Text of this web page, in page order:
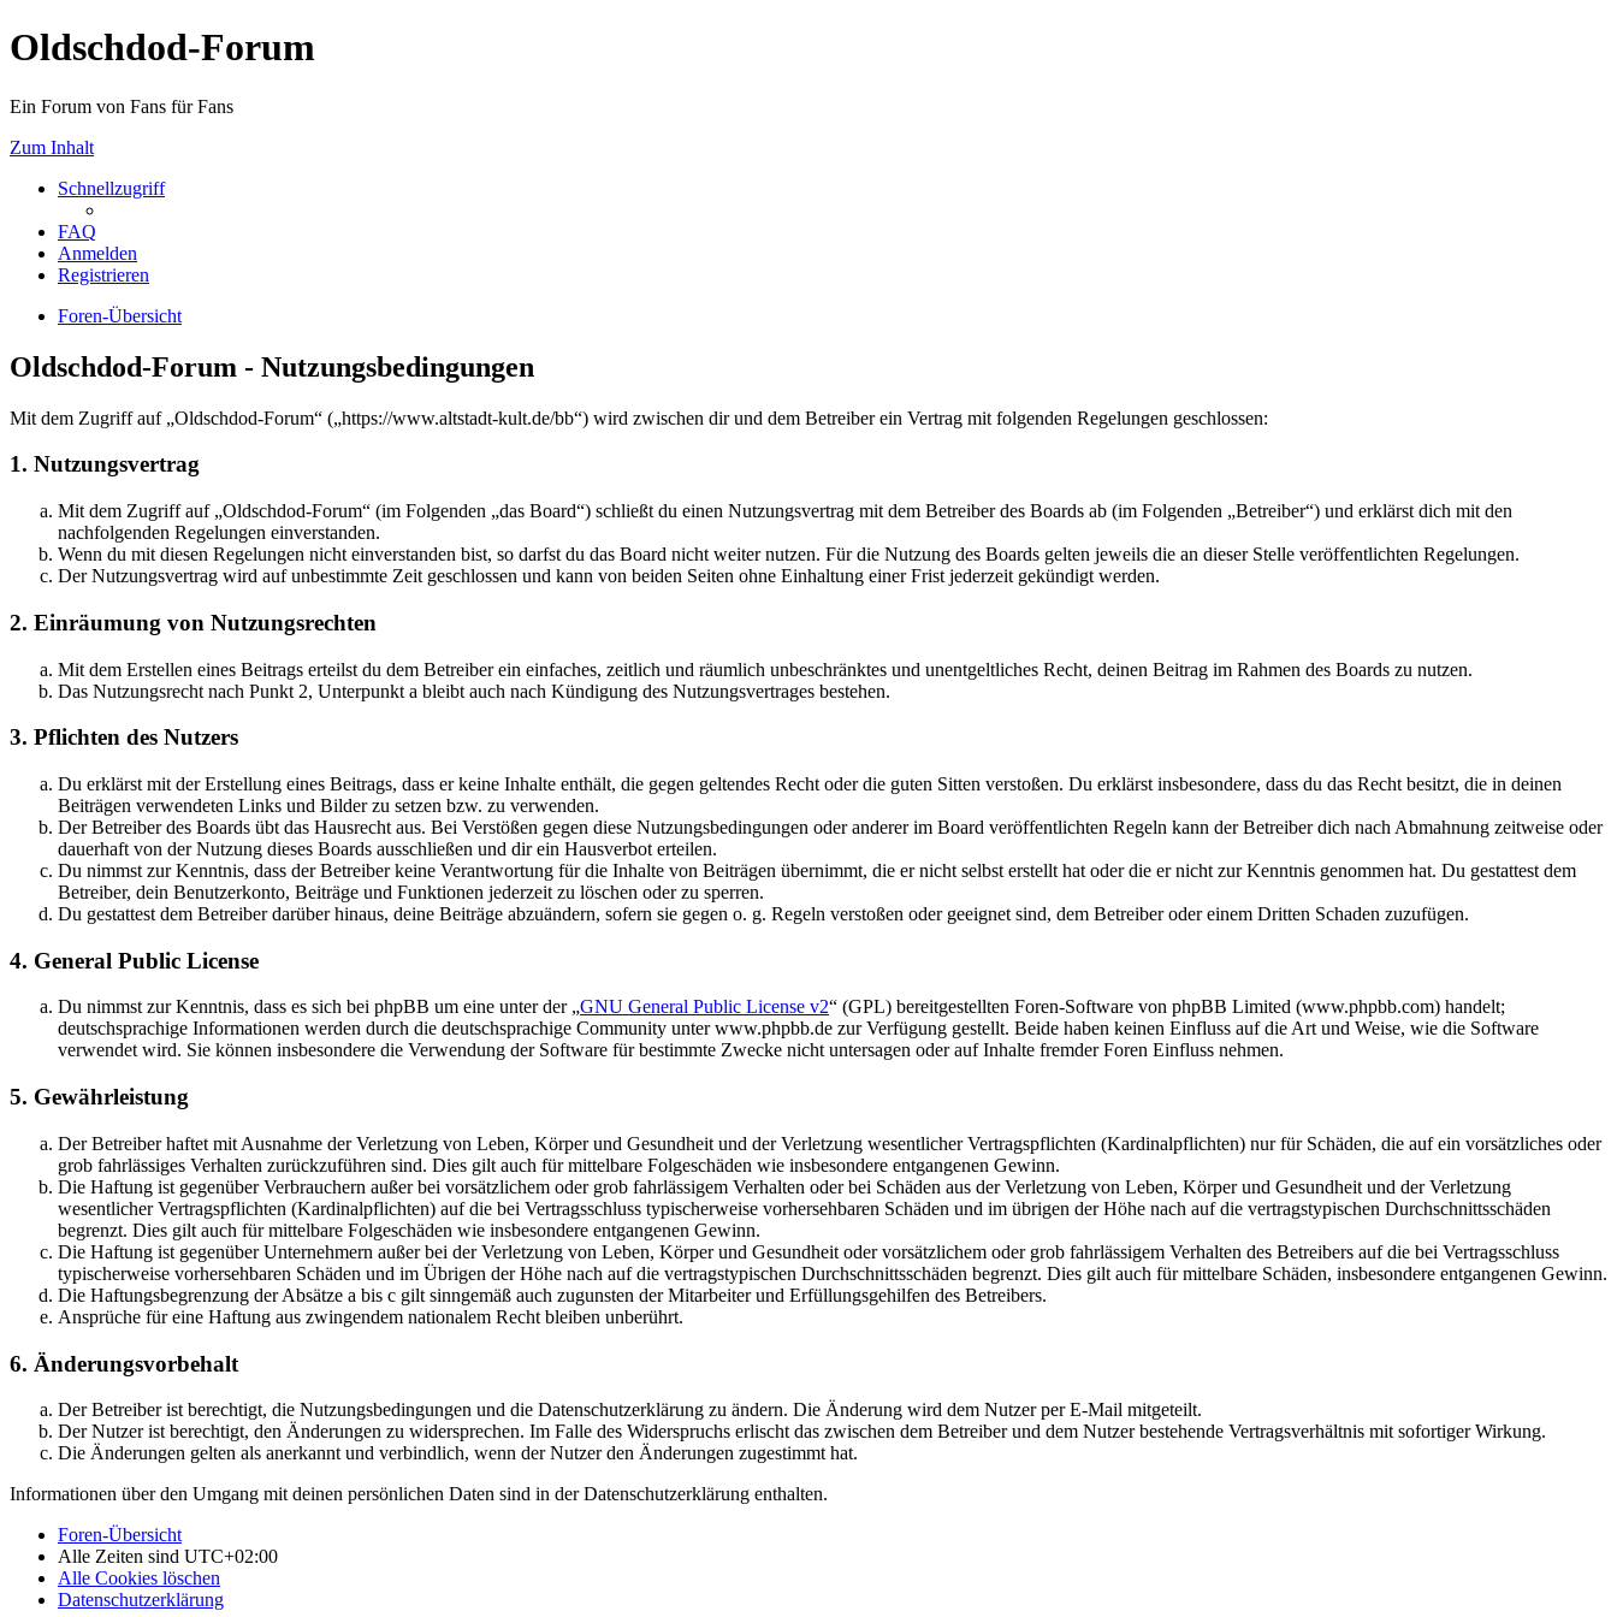
Oldschdod-Forum
Ein Forum von Fans für Fans
Zum Inhalt
Schnellzugriff
FAQ
Anmelden
Registrieren
Foren-Übersicht
Oldschdod-Forum - Nutzungsbedingungen
Mit dem Zugriff auf „Oldschdod-Forum“ („https://www.altstadt-kult.de/bb“) wird zwischen dir und dem Betreiber ein Vertrag mit folgenden Regelungen geschlossen:
1. Nutzungsvertrag
Mit dem Zugriff auf „Oldschdod-Forum“ (im Folgenden „das Board“) schließt du einen Nutzungsvertrag mit dem Betreiber des Boards ab (im Folgenden „Betreiber“) und erklärst dich mit den
nachfolgenden Regelungen einverstanden.
Wenn du mit diesen Regelungen nicht einverstanden bist, so darfst du das Board nicht weiter nutzen. Für die Nutzung des Boards gelten jeweils die an dieser Stelle veröffentlichten Regelungen.
Der Nutzungsvertrag wird auf unbestimmte Zeit geschlossen und kann von beiden Seiten ohne Einhaltung einer Frist jederzeit gekündigt werden.
2. Einräumung von Nutzungsrechten
Mit dem Erstellen eines Beitrags erteilst du dem Betreiber ein einfaches, zeitlich und räumlich unbeschränktes und unentgeltliches Recht, deinen Beitrag im Rahmen des Boards zu nutzen.
Das Nutzungsrecht nach Punkt 2, Unterpunkt a bleibt auch nach Kündigung des Nutzungsvertrages bestehen.
3. Pflichten des Nutzers
Du erklärst mit der Erstellung eines Beitrags, dass er keine Inhalte enthält, die gegen geltendes Recht oder die guten Sitten verstoßen. Du erklärst insbesondere, dass du das Recht besitzt, die in deinen
Beiträgen verwendeten Links und Bilder zu setzen bzw. zu verwenden.
Der Betreiber des Boards übt das Hausrecht aus. Bei Verstößen gegen diese Nutzungsbedingungen oder anderer im Board veröffentlichten Regeln kann der Betreiber dich nach Abmahnung zeitweise oder
dauerhaft von der Nutzung dieses Boards ausschließen und dir ein Hausverbot erteilen.
Du nimmst zur Kenntnis, dass der Betreiber keine Verantwortung für die Inhalte von Beiträgen übernimmt, die er nicht selbst erstellt hat oder die er nicht zur Kenntnis genommen hat. Du gestattest dem
Betreiber, dein Benutzerkonto, Beiträge und Funktionen jederzeit zu löschen oder zu sperren.
Du gestattest dem Betreiber darüber hinaus, deine Beiträge abzuändern, sofern sie gegen o. g. Regeln verstoßen oder geeignet sind, dem Betreiber oder einem Dritten Schaden zuzufügen.
4. General Public License
Du nimmst zur Kenntnis, dass es sich bei phpBB um eine unter der „GNU General Public License v2“ (GPL) bereitgestellten Foren-Software von phpBB Limited (www.phpbb.com) handelt;
deutschsprachige Informationen werden durch die deutschsprachige Community unter www.phpbb.de zur Verfügung gestellt. Beide haben keinen Einfluss auf die Art und Weise, wie die Software
verwendet wird. Sie können insbesondere die Verwendung der Software für bestimmte Zwecke nicht untersagen oder auf Inhalte fremder Foren Einfluss nehmen.
5. Gewährleistung
Der Betreiber haftet mit Ausnahme der Verletzung von Leben, Körper und Gesundheit und der Verletzung wesentlicher Vertragspflichten (Kardinalpflichten) nur für Schäden, die auf ein vorsätzliches oder
grob fahrlässiges Verhalten zurückzuführen sind. Dies gilt auch für mittelbare Folgeschäden wie insbesondere entgangenen Gewinn.
Die Haftung ist gegenüber Verbrauchern außer bei vorsätzlichem oder grob fahrlässigem Verhalten oder bei Schäden aus der Verletzung von Leben, Körper und Gesundheit und der Verletzung
wesentlicher Vertragspflichten (Kardinalpflichten) auf die bei Vertragsschluss typischerweise vorhersehbaren Schäden und im übrigen der Höhe nach auf die vertragstypischen Durchschnittsschäden
begrenzt. Dies gilt auch für mittelbare Folgeschäden wie insbesondere entgangenen Gewinn.
Die Haftung ist gegenüber Unternehmern außer bei der Verletzung von Leben, Körper und Gesundheit oder vorsätzlichem oder grob fahrlässigem Verhalten des Betreibers auf die bei Vertragsschluss
typischerweise vorhersehbaren Schäden und im Übrigen der Höhe nach auf die vertragstypischen Durchschnittsschäden begrenzt. Dies gilt auch für mittelbare Schäden, insbesondere entgangenen Gewinn.
Die Haftungsbegrenzung der Absätze a bis c gilt sinngemäß auch zugunsten der Mitarbeiter und Erfüllungsgehilfen des Betreibers.
Ansprüche für eine Haftung aus zwingendem nationalem Recht bleiben unberührt.
6. Änderungsvorbehalt
Der Betreiber ist berechtigt, die Nutzungsbedingungen und die Datenschutzerklärung zu ändern. Die Änderung wird dem Nutzer per E-Mail mitgeteilt.
Der Nutzer ist berechtigt, den Änderungen zu widersprechen. Im Falle des Widerspruchs erlischt das zwischen dem Betreiber und dem Nutzer bestehende Vertragsverhältnis mit sofortiger Wirkung.
Die Änderungen gelten als anerkannt und verbindlich, wenn der Nutzer den Änderungen zugestimmt hat.
Informationen über den Umgang mit deinen persönlichen Daten sind in der Datenschutzerklärung enthalten.
Foren-Übersicht
Alle Zeiten sind UTC+02:00
Alle Cookies löschen
Datenschutzerklärung